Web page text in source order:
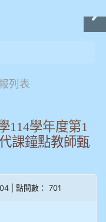
列表
114學年度第1
課鐘點教師甄
| 點閱數： 701